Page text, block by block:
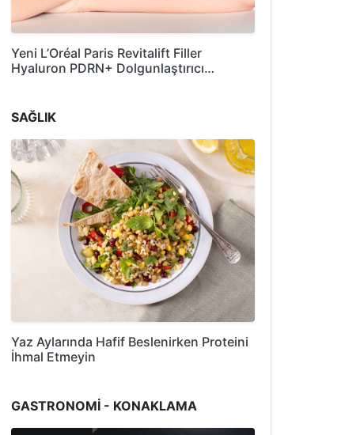
Yeni L’Oréal Paris Revitalift Filler
Hyaluron PDRN+ Dolgunlaştırıcı…
SAĞLIK
Yaz Aylarında Hafif Beslenirken Proteini
İhmal Etmeyin
GASTRONOMİ - KONAKLAMA